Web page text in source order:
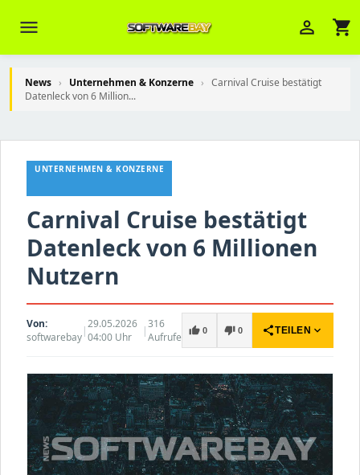
menu person_outline shopping_cart
News › Unternehmen & Konzerne › Carnival Cruise bestätigt
Datenleck von 6 Million...
UNTERNEHMEN & KONZERNE
Carnival Cruise bestätigt
Datenleck von 6 Millionen
Nutzern
Von:
softwarebay|29.05.2026
04:00 Uhr
|316
Aufrufe
thumb_up 0 thumb_down 0 shareTEILEN expand_more
Brasov
z. B. Ihre Bestellnummer (z.B.
S24DXG9F8JK2) nennen.